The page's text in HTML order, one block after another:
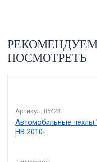
ПОСМОТРЕТЬ
Артикул: 86423
Автомобильные чехлы
HB 2010-